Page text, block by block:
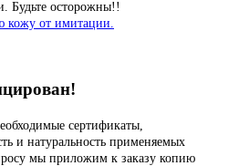
Будьте осторожны!!
кожу от имитации.
сертификаты,
и натуральность применяемых
мы приложим к заказу копию